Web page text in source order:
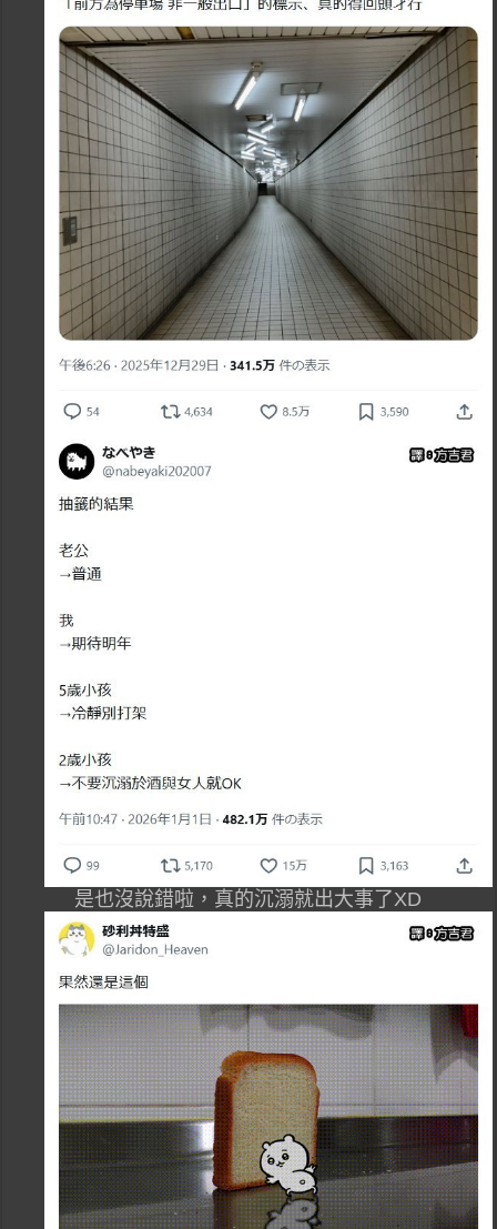
是也沒說錯啦，真的沉溺就出大事了XD